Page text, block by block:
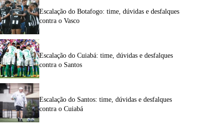
Escalação do Botafogo: time, dúvidas e desfalques
contra o Vasco
Escalação do Cuiabá: time, dúvidas e desfalques
contra o Santos
Escalação do Santos: time, dúvidas e desfalques
contra o Cuiabá